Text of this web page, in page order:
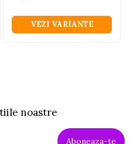
VEZI VARIANTE
noastre